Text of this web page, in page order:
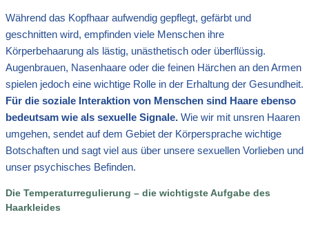
Während das Kopfhaar aufwendig gepflegt, gefärbt und
geschnitten wird, empfinden viele Menschen ihre
Körperbehaarung als lästig, unästhetisch oder überflüssig.
Augenbrauen, Nasenhaare oder die feinen Härchen an den Armen
spielen jedoch eine wichtige Rolle in der Erhaltung der Gesundheit.
Für die soziale Interaktion von Menschen sind Haare ebenso
bedeutsam wie als sexuelle Signale. Wie wir mit unsren Haaren
umgehen, sendet auf dem Gebiet der Körpersprache wichtige
Botschaften und sagt viel aus über unsere sexuellen Vorlieben und
unser psychisches Befinden.
Die Temperaturregulierung – die wichtigste Aufgabe des
Haarkleides